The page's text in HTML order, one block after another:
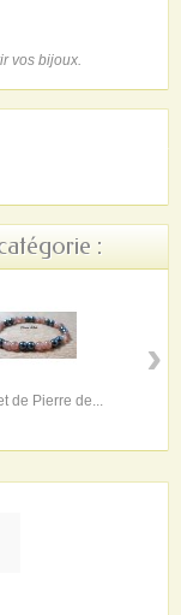
vos bijoux.
:
de Pierre de...
›